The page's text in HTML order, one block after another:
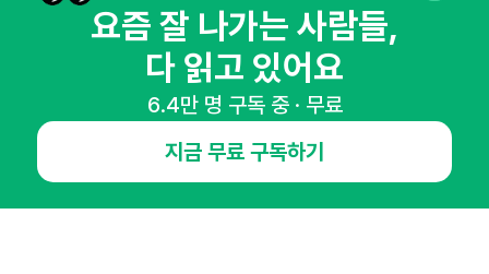
매주 화요일 아침,
마케팅 감각을 깨워 드릴게요!
요즘 잘 나가는 사람들,
다 읽고 있어요
6.4만 명 구독 중 · 무료
지금 무료 구독하기